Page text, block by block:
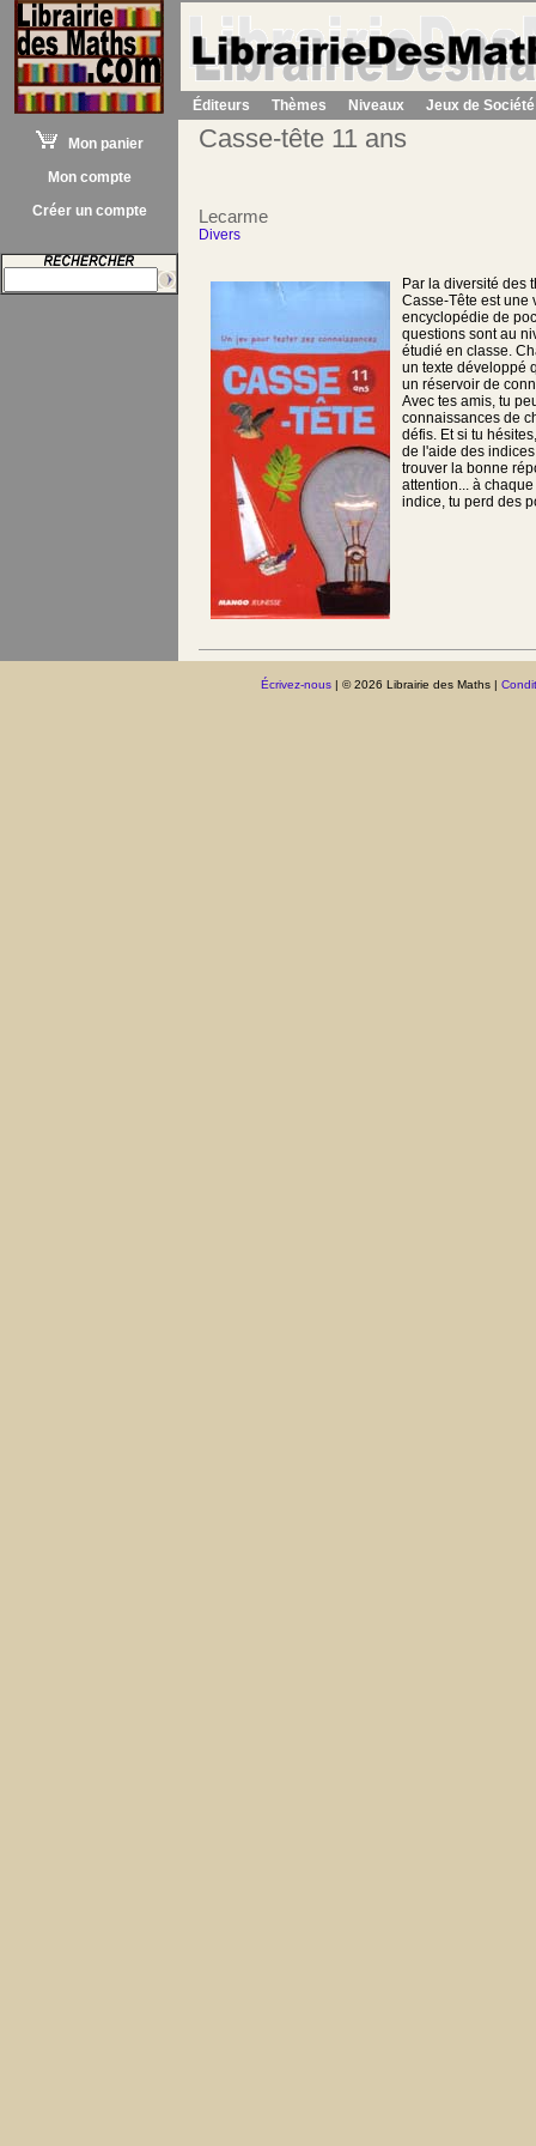
Mon panier
Mon compte
Créer un compte
Éditeurs Thèmes Niveaux Jeux de Société
Casse-tête 11 ans
Lecarme
Divers
Par la diversité des
Casse-Tête est une
encyclopédie de
questions sont au
étudié en classe.
un texte développé
un réservoir de
Avec tes amis, tu
connaissances de
défis. Et si tu
de l'aide des
trouver la bonne
attention... à
indice, tu perd des
Écrivez-nous| © 2026 Librairie des Maths |